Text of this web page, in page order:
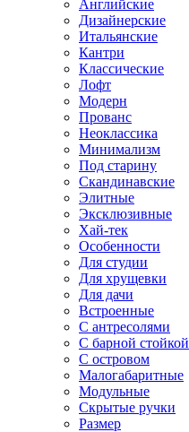
Английские
Дизайнерские
Итальянские
Кантри
Классические
Лофт
Модерн
Прованс
Неоклассика
Минимализм
Под старину
Скандинавские
Элитные
Эксклюзивные
Хай-тек
Особенности
Для студии
Для хрущевки
Для дачи
Встроенные
С антресолями
С барной стойкой
С островом
Малогабаритные
Модульные
Скрытые ручки
Размер